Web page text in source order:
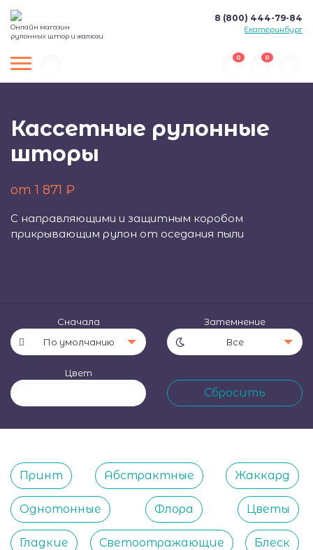
Онлайн магазин
рулонных штор и жалюзи
8 (800) 444-79-84
Екатеринбург
0 0
Кассетные рулонные
шторы
от 1 871 ₽
С направляющими и защитным коробом
прикрывающим рулон от оседания пыли
Сначала
По умолчанию
Затемнение
Все
Цвет
Принт Абстрактные Жаккард
Однотонные Флора Цветы
Гладкие Светоотражающие Блеск